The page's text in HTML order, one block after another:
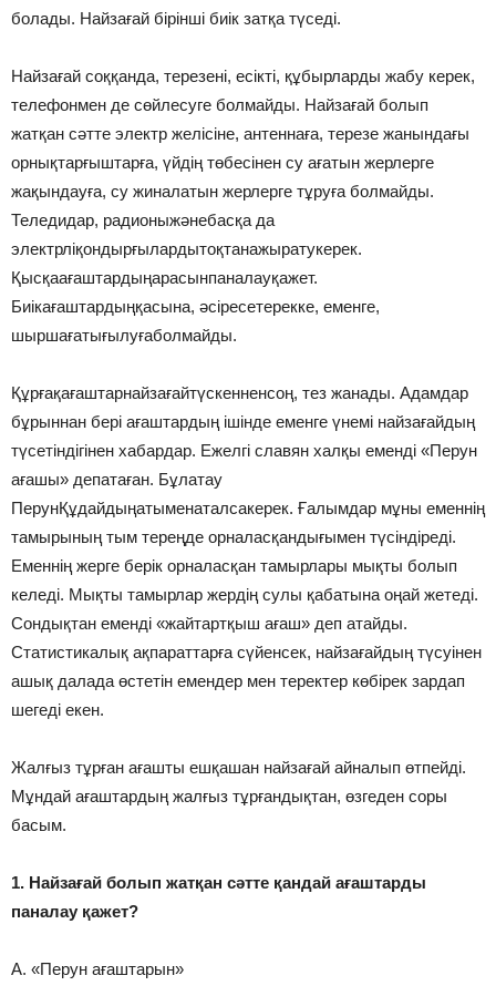
болады. Найзағай бірінші биік затқа түседі.
Найзағай соққанда, терезені, есікті, құбырларды жабу керек,
телефонмен де сөйлесуге болмайды. Найзағай болып
жатқан сәтте электр желісіне, антеннаға, терезе жанындағы
орнықтарғыштарға, үйдің төбесінен су ағатын жерлерге
жақындауға, су жиналатын жерлерге тұруға болмайды.
Теледидар, радионыжәнебасқа да
электрліқондырғылардытоқтанажыратукерек.
Қысқаағаштардыңарасынпаналауқажет.
Биікағаштардыңқасына, әсіресетерекке, еменге,
шыршағатығылуғаболмайды.
Құрғақағаштарнайзағайтүскенненсоң, тез жанады. Адамдар
бұрыннан бері ағаштардың ішінде еменге үнемі найзағайдың
түсетіндігінен хабардар. Ежелгі славян халқы еменді «Перун
ағашы» депатаған. Бұлатау
ПерунҚұдайдыңатыменаталсакерек. Ғалымдар мұны еменнің
тамырының тым тереңде орналасқандығымен түсіндіреді.
Еменнің жерге берік орналасқан тамырлары мықты болып
келеді. Мықты тамырлар жердің сулы қабатына оңай жетеді.
Сондықтан еменді «жайтартқыш ағаш» деп атайды.
Статистикалық ақпараттарға сүйенсек, найзағайдың түсуінен
ашық далада өстетін емендер мен теректер көбірек зардап
шегеді екен.
Жалғыз тұрған ағашты ешқашан найзағай айналып өтпейді.
Мұндай ағаштардың жалғыз тұрғандықтан, өзгеден соры
басым.
1. Найзағай болып жатқан сәтте қандай ағаштарды
паналау қажет?
А. «Перун ағаштарын»